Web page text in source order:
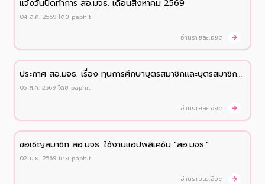
เเจ้งวันปิดทำการ สอ.มจธ. เดือนสิงหาคม 2569
04 ส.ค. 2569 โดย paphit
อ่านรายละเอียด
ประกาศ สอ.มจธ. เรื่อง ทุนการศึกษาบุตรสมาชิกและบุตรสมาชิก
สมทบ ประจำปี 2569
05 ส.ค. 2569 โดย paphit
อ่านรายละเอียด
ขอเชิญสมาชิก สอ.มจธ. ใช้งานแอปพลิเคชัน "สอ.มจธ."
02 มิ.ย. 2569 โดย paphit
อ่านรายละเอียด